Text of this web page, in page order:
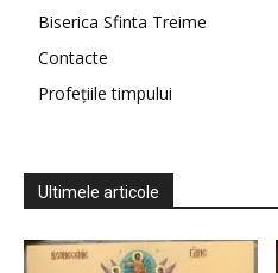
Biserica Sfinta Treime
Contacte
Profețiile timpului
Ultimele articole